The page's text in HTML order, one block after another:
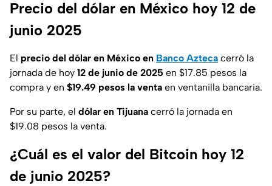
Precio del dólar en México hoy 12 de
junio 2025
El precio del dólar en México en Banco Azteca cerró la
jornada de hoy 12 de junio de 2025 en $17.85 pesos la
compra y en $19.49 pesos la venta en ventanilla bancaria.
Por su parte, el dólar en Tijuana cerró la jornada en
$19.08 pesos la venta.
¿Cuál es el valor del Bitcoin hoy 12
de junio 2025?